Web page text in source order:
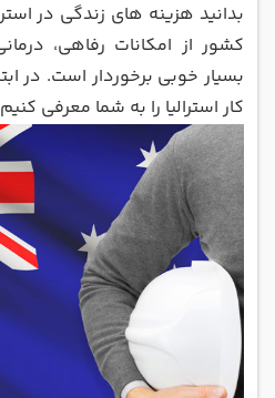
بدانید هزینه های زندگی در
کشور از امکانات رفاهی،
بسیار خوبی برخوردار است. در
کار استرالیا را به شما معرفی